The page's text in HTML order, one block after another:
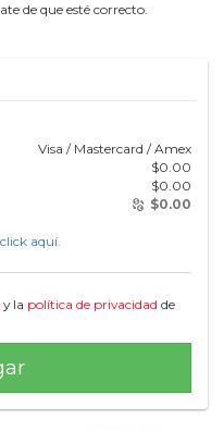
de que esté correcto.
Visa / Mastercard / Amex
$0.00
$0.00
$0.00
aquí.
y la política de privacidad de